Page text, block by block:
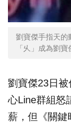
劉寶傑手指天的
「乆」成為劉
劉寶傑23日
心Line群組怒
薪，但《關鍵